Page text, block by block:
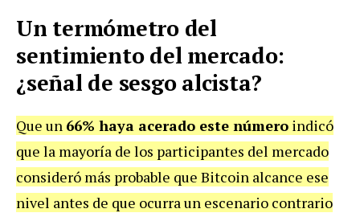
Un termómetro del
sentimiento del mercado:
¿señal de sesgo alcista?
Que un 66% haya acerado este número indicó
que la mayoría de los participantes del mercado
consideró más probable que Bitcoin alcance ese
nivel antes de que ocurra un escenario contrario